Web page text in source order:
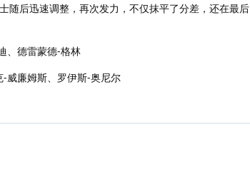
随后迅速调整，再次发力，不仅抹平了分差，还在最后
、德雷蒙德-格林
威廉姆斯、罗伊斯-奥尼尔